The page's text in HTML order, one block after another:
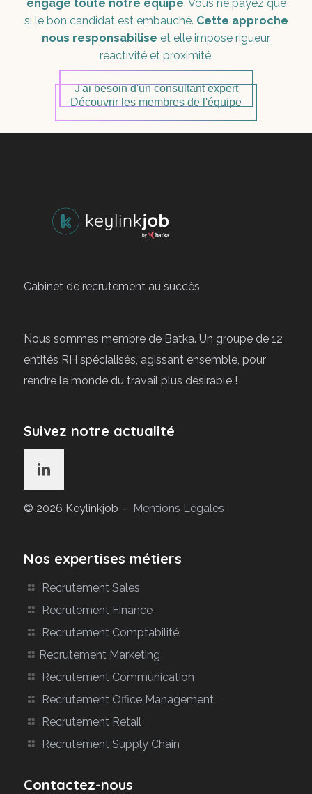
engage toute notre équipe. Vous ne payez que
si le bon candidat est embauché. Cette approche
nous responsabilise et elle impose rigueur,
réactivité et proximité.
J'ai besoin d'un consultant expert
Découvrir les membres de l'équipe
Cabinet de recrutement au succès
Nous sommes membre de Batka. Un groupe de 12
entités RH spécialisés, agissant ensemble, pour
rendre le monde du travail plus désirable !
Suivez notre actualité
© 2026 Keylinkjob – Mentions Légales
Nos expertises métiers
Recrutement Sales
Recrutement Finance
Recrutement Comptabilité
Recrutement Marketing
Recrutement Communication
Recrutement Office Management
Recrutement Retail
Recrutement Supply Chain
Contactez-nous